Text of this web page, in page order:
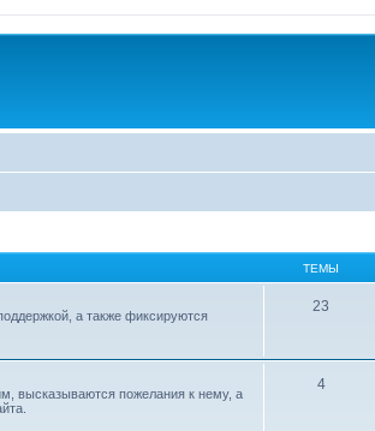
ТЕМЫ
а также фиксируются
23
высказываются пожелания к нему, а
4